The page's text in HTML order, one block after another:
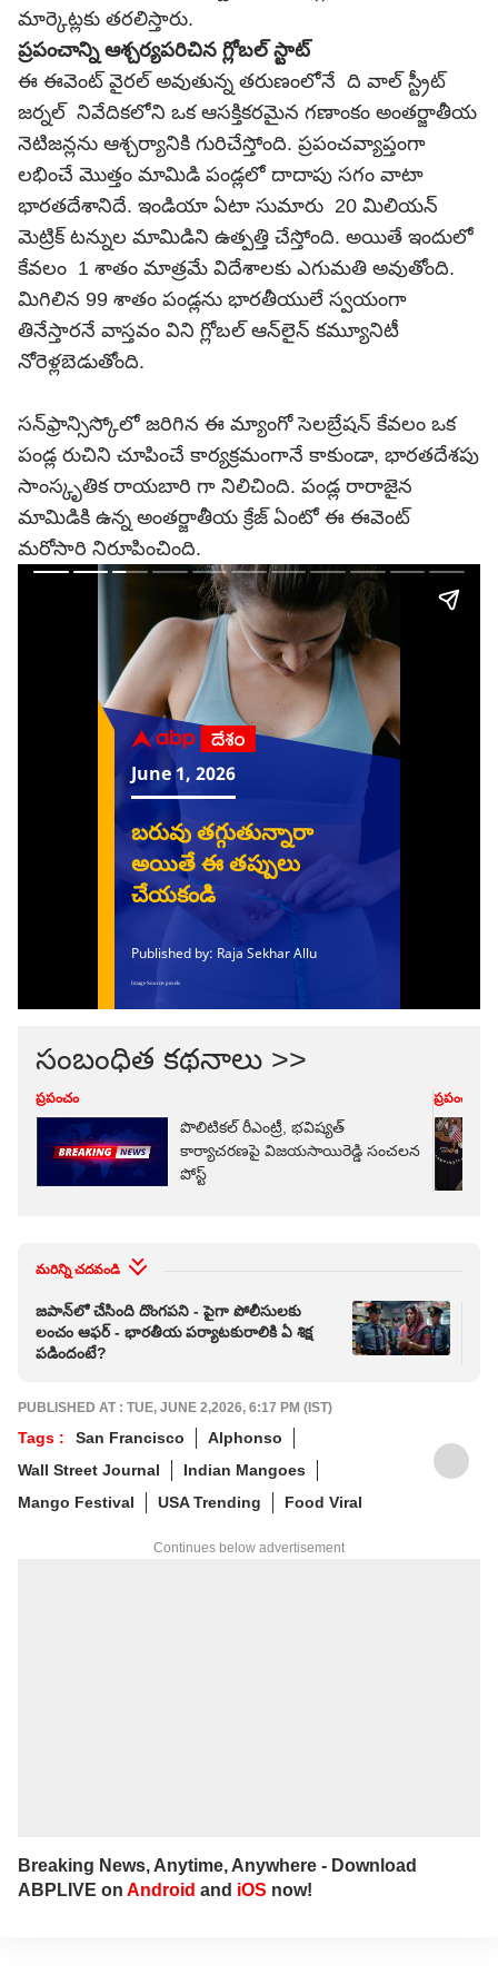
మార్కెట్లకు తరలిస్తారు.
ప్రపంచాన్ని ఆశ్చర్యపరిచిన గ్లోబల్ స్టాట్
ఈ ఈవెంట్ వైరల్ అవుతున్న తరుణంలోనే ది వాల్ స్ట్రీట్
జర్నల్ నివేదికలోని ఒక ఆసక్తికరమైన గణాంకం అంతర్జాతీయ
నెటిజన్లను ఆశ్చర్యానికి గురిచేస్తోంది. ప్రపంచవ్యాప్తంగా
లభించే మొత్తం మామిడి పండ్లలో దాదాపు సగం వాటా
భారతదేశానిదే. ఇండియా ఏటా సుమారు 20 మిలియన్
మెట్రిక్ టన్నుల మామిడిని ఉత్పత్తి చేస్తోంది. అయితే ఇందులో
కేవలం 1 శాతం మాత్రమే విదేశాలకు ఎగుమతి అవుతోంది.
మిగిలిన 99 శాతం పండ్లను భారతీయులే స్వయంగా
తినేస్తారనే వాస్తవం విని గ్లోబల్ ఆన్‌లైన్ కమ్యూనిటీ
నోరెళ్లబెడుతోంది.
సన్‌ఫ్రాన్సిస్కోలో జరిగిన ఈ మ్యాంగో సెలబ్రేషన్ కేవలం ఒక
పండ్ల రుచిని చూపించే కార్యక్రమంగానే కాకుండా, భారతదేశపు
సాంస్కృతిక రాయబారి గా నిలిచింది. పండ్ల రారాజైన
మామిడికి ఉన్న అంతర్జాతీయ క్రేజ్ ఏంటో ఈ ఈవెంట్
మరోసారి నిరూపించింది.
సంబంధిత కథనాలు >>
ప్రపంచం
పొలిటికల్ రీఎంట్రీ, భవిష్యత్
కార్యాచరణపై విజయసాయిరెడ్డి సంచలన
పోస్ట్
ప్రపంచం
మరిన్ని చదవండి
జపాన్‌లో చేసింది దొంగపని - పైగా పోలీసులకు
లంచం ఆఫర్ - భారతీయ పర్యాటకురాలికి ఏ శిక్ష
పడిందంటే?
PUBLISHED AT : TUE, JUNE 2,2026, 6:17 PM (IST)
Tags : San Francisco
Alphonso
Wall Street Journal
Indian Mangoes
Mango Festival
USA Trending Food Viral
Continues below advertisement
Breaking News, Anytime, Anywhere - Download
ABPLIVE on Android and iOS now!